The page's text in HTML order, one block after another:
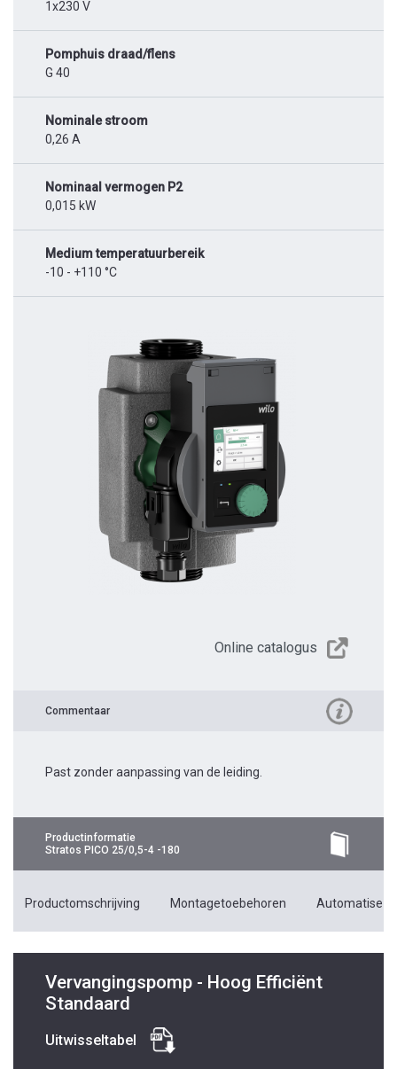
1x230 V
Pomphuis draad/flens
G 40
Nominale stroom
0,26 A
Nominaal vermogen P2
0,015 kW
Medium temperatuurbereik
-10 - +110 °C
Online catalogus
Commentaar
Past zonder aanpassing van de leiding.
Productinformatie
Stratos PICO 25/0,5-4 -180
Productomschrijving Montagetoebehoren
Vervangingspomp - Hoog Efficiënt
Standaard
Uitwisseltabel